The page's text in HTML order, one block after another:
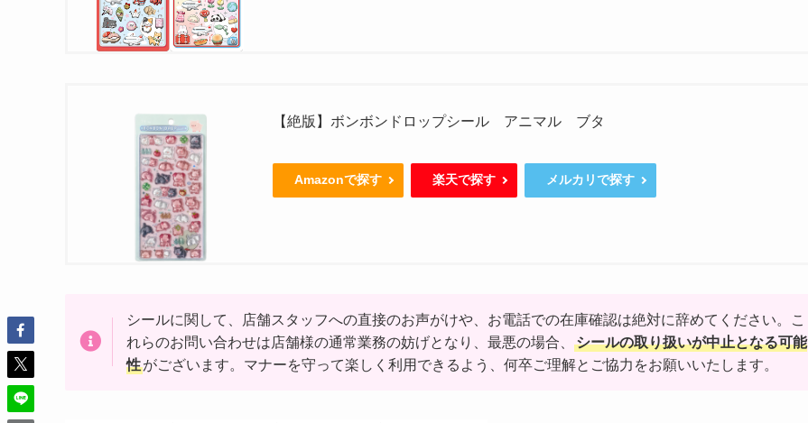
【絶版】ボンボンドロップシール アニマル ブタ
Amazonで探す 楽天で探す メルカリで探す
シールに関して、店舗スタッフへの直接のお声がけや、お電話での在庫確認は絶対に辞めてください。こ
れらのお問い合わせは店舗様の通常業務の妨げとなり、最悪の場合、
シールの取り扱いが中止となる可能
性がございます。マナーを守って楽しく利用できるよう、何卒ご理解とご協力をお願いいたします。